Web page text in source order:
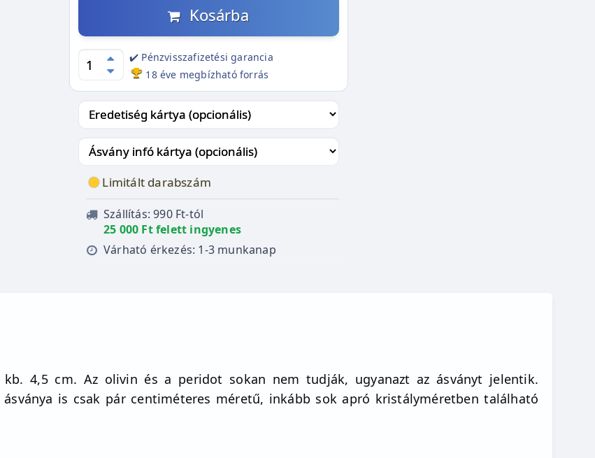
Kosárba
✔️ Pénzvisszafizetési garancia
18 éve megbízható forrás
Limitált darabszám
Szállítás: 990 Ft-tól
25 000 Ft felett ingyenes
Várható érkezés: 1-3 munkanap
4,5 cm. Az olivin és a peridot sokan nem tudják, ugyanazt az ásványt jelentik.
is csak pár centiméteres méretű, inkább sok apró kristályméretben található